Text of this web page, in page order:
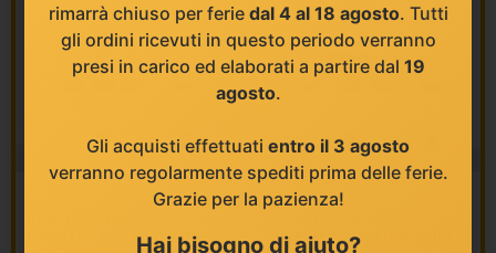
FINESTRE PER L
KLEIN
CERNIERA SU FORATRICE
rimarrà chiuso per ferie dal 4 al 18 agosto. Tutti
gli ordini ricevuti in questo periodo verranno
presi in carico ed elaborati a partire dal 19
agosto.
Gli acquisti effettuati entro il 3 agosto
verranno regolarmente spediti prima delle ferie.
Grazie per la pazienza!
Hai bisogno di aiuto?